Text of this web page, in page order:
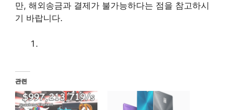
만, 해외송금과 결제가 불가능하다는 점을 참고하시
기 바랍니다.
관련